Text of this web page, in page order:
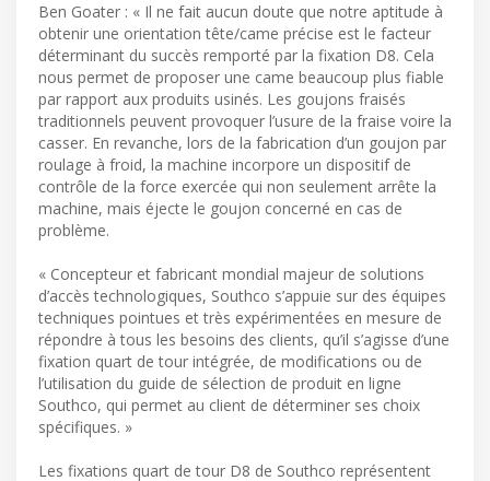
Ben Goater : « Il ne fait aucun doute que notre aptitude à
obtenir une orientation tête/came précise est le facteur
déterminant du succès remporté par la fixation D8. Cela
nous permet de proposer une came beaucoup plus fiable
par rapport aux produits usinés. Les goujons fraisés
traditionnels peuvent provoquer l’usure de la fraise voire la
casser. En revanche, lors de la fabrication d’un goujon par
roulage à froid, la machine incorpore un dispositif de
contrôle de la force exercée qui non seulement arrête la
machine, mais éjecte le goujon concerné en cas de
problème.
« Concepteur et fabricant mondial majeur de solutions
d’accès technologiques, Southco s’appuie sur des équipes
techniques pointues et très expérimentées en mesure de
répondre à tous les besoins des clients, qu’il s’agisse d’une
fixation quart de tour intégrée, de modifications ou de
l’utilisation du guide de sélection de produit en ligne
Southco, qui permet au client de déterminer ses choix
spécifiques. »
Les fixations quart de tour D8 de Southco représentent